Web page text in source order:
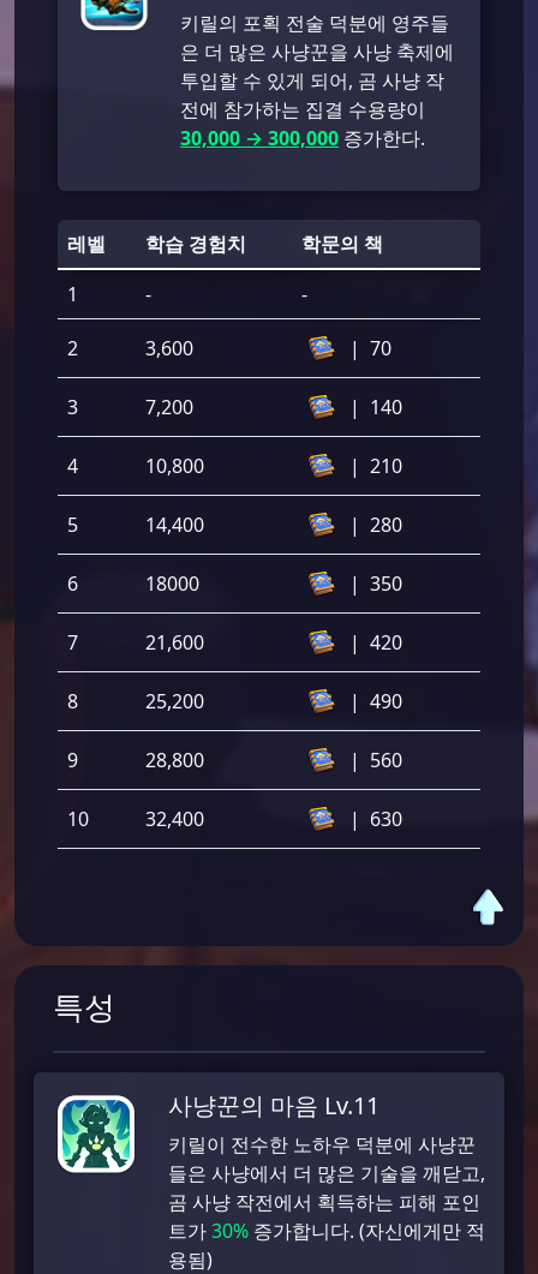
키릴의 포획 전술 덕분에 영주들
은 더 많은 사냥꾼을 사냥 축제에
투입할 수 있게 되어, 곰 사냥 작
전에 참가하는 집결 수용량이
30,000 → 300,000 증가한다.
레벨 학습 경험치
학문의 책
1
- -
2 3,600 | 70
3 7,200 | 140
4 10,800 | 210
5 14,400 | 280
6 18000 | 350
7 21,600 | 420
8 25,200 | 490
9 28,800 | 560
10 32,400 | 630
특성
사냥꾼의 마음 Lv.11
키릴이 전수한 노하우 덕분에 사냥꾼
들은 사냥에서 더 많은 기술을 깨닫고,
곰 사냥 작전에서 획득하는 피해 포인
트가30% 증가합니다. (자신에게만 적
용됨)